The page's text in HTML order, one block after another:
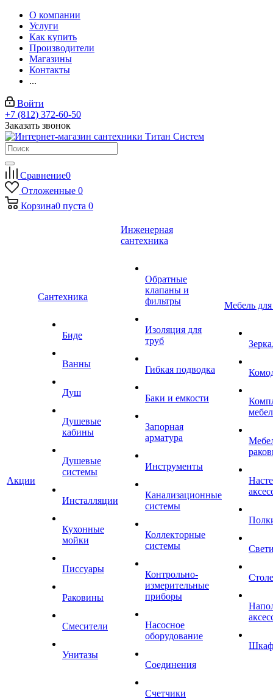
О компании
Услуги
Как купить
Производители
Магазины
Контакты
...
Войти
+7 (812) 372-60-50
Заказать звонок
Сравнение0
Отложенные 0
Корзина0 пуста 0
Акции
Сантехника
Биде
Ванны
Душ
Душевые
кабины
Душевые
системы
Инсталляции
Кухонные
мойки
Писсуары
Раковины
Смесители
Унитазы
Инженерная
сантехника
Обратные
клапаны и
фильтры
Изоляция для
труб
Гибкая подводка
Баки и емкости
Запорная
арматура
Инструменты
Канализационные
системы
Коллекторные
системы
Контрольно-
измерительные
приборы
Насосное
оборудование
Соединения
Счетчики
Мебель